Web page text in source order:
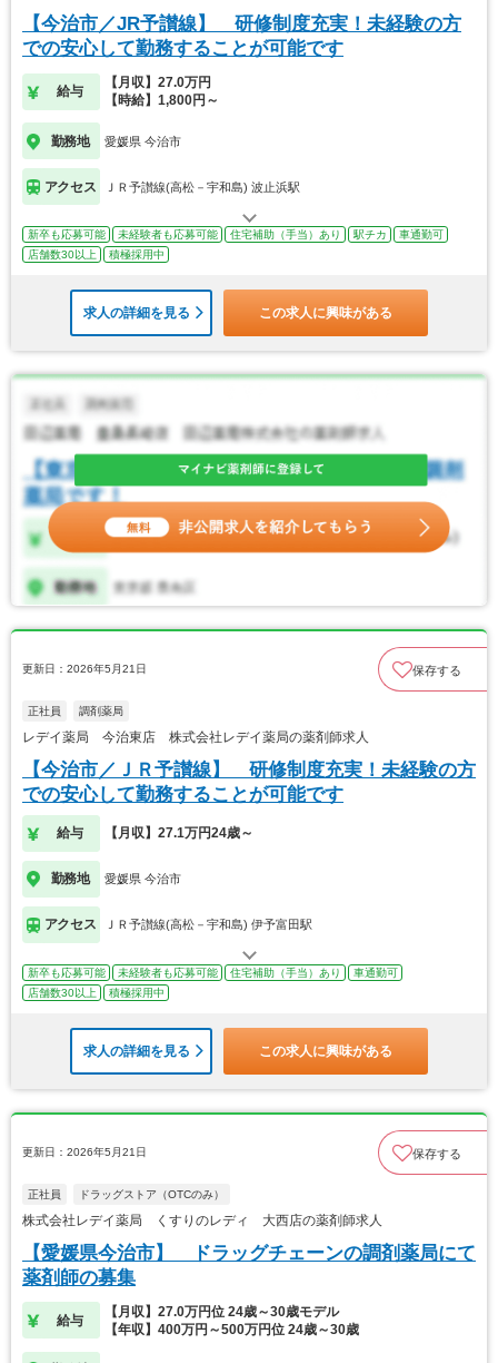
【今治市／JR予讃線】 研修制度充実！未経験の方
での安心して勤務することが可能です
給与
【月収】27.0万円
【時給】1,800円～
勤務地 愛媛県 今治市
アクセス ＪＲ予讃線(高松－宇和島) 波止浜駅
新卒も応募可能 未経験者も応募可能 住宅補助（手当）あり 駅チカ
車通勤可
店舗数30以上
積極採用中
求人の詳細を見る この求人に興味がある
更新日：2026年5月21日 保存する
正社員 調剤薬局
レデイ薬局 今治東店 株式会社レデイ薬局の薬剤師求人
【今治市／ＪＲ予讃線】 研修制度充実！未経験の方
での安心して勤務することが可能です
給与 【月収】27.1万円24歳～
勤務地 愛媛県 今治市
アクセス ＪＲ予讃線(高松－宇和島) 伊予富田駅
新卒も応募可能 未経験者も応募可能 住宅補助（手当）あり
車通勤可
店舗数30以上
積極採用中
求人の詳細を見る この求人に興味がある
更新日：2026年5月21日 保存する
正社員 ドラッグストア（OTCのみ）
株式会社レデイ薬局 くすりのレディ 大西店の薬剤師求人
【愛媛県今治市】 ドラッグチェーンの調剤薬局にて
薬剤師の募集
給与
【月収】27.0万円位 24歳～30歳モデル
【年収】400万円～500万円位 24歳～30歳